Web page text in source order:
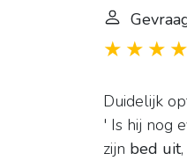
Duidelijk
' Is hij nog
zijn bed uit